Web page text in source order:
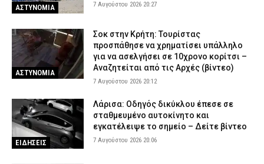
ΑΣΤΥΝΟΜΙΑ 7 Αυγούστου 2026 20:27
ΑΣΤΥΝΟΜΙΑ
Σοκ στην Κρήτη: Τουρίστας
προσπάθησε να χρηματίσει υπάλληλο
για να ασελγήσει σε 10χρονο κορίτσι –
Αναζητείται από τις Αρχές (βίντεο)
7 Αυγούστου 2026 20:12
ΕΙΔΗΣΕΙΣ
Λάρισα: Οδηγός δικύκλου έπεσε σε
σταθμευμένο αυτοκίνητο και
εγκατέλειψε το σημείο – Δείτε βίντεο
7 Αυγούστου 2026 20:06